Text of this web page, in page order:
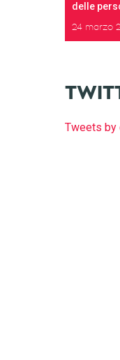
delle
24 marzo
Tweets by